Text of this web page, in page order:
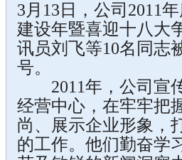
3月13日，公司2011
建设年暨喜迎十八大
讯员刘飞等10名同志
号。
2011年，公司宣传
经营中心，在牢牢把
尚、展示企业形象，
的工作。他们勤奋学